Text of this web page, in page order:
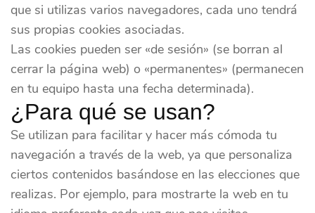
que si utilizas varios navegadores, cada uno tendrá
sus propias cookies asociadas.
Las cookies pueden ser «de sesión» (se borran al
cerrar la página web) o «permanentes» (permanecen
en tu equipo hasta una fecha determinada).
¿Para qué se usan?
Se utilizan para facilitar y hacer más cómoda tu
navegación a través de la web, ya que personaliza
ciertos contenidos basándose en las elecciones que
realizas. Por ejemplo, para mostrarte la web en tu